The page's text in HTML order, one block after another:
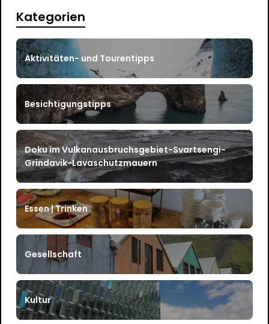
Kategorien
Aktivitäten- und Tourentipps
Besichtigungstipps
Doku im Vulkanausbruchsgebiet-Svartsengi-
Grindavik-Lavaschutzmauern
Essen | Trinken
Gesellschaft
Kultur